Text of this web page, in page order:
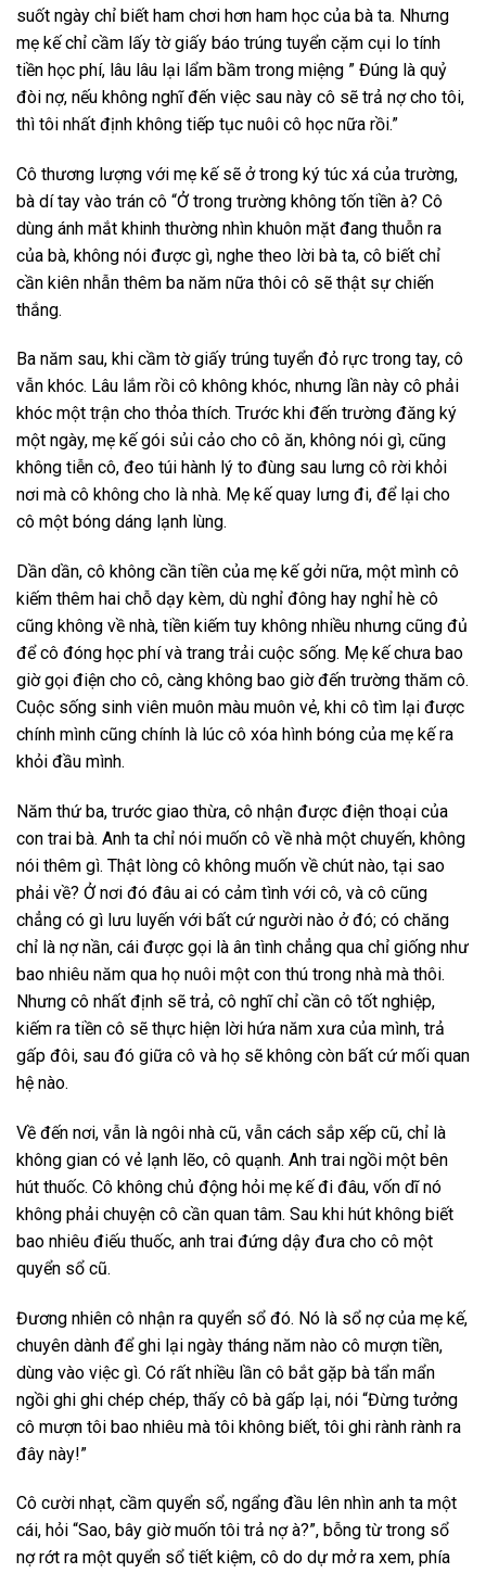
suốt ngày chỉ biết ham chơi hơn ham học của bà ta. Nhưng
mẹ kế chỉ cầm lấy tờ giấy báo trúng tuyển cặm cụi lo tính
tiền học phí, lâu lâu lại lẩm bầm trong miệng ” Đúng là quỷ
đòi nợ, nếu không nghĩ đến việc sau này cô sẽ trả nợ cho tôi,
thì tôi nhất định không tiếp tục nuôi cô học nữa rồi.”
Cô thương lượng với mẹ kế sẽ ở trong ký túc xá của trường,
bà dí tay vào trán cô “Ở trong trường không tốn tiền à? Cô
dùng ánh mắt khinh thường nhìn khuôn mặt đang thuỗn ra
của bà, không nói được gì, nghe theo lời bà ta, cô biết chỉ
cần kiên nhẫn thêm ba năm nữa thôi cô sẽ thật sự chiến
thắng.
Ba năm sau, khi cầm tờ giấy trúng tuyển đỏ rực trong tay, cô
vẫn khóc. Lâu lắm rồi cô không khóc, nhưng lần này cô phải
khóc một trận cho thỏa thích. Trước khi đến trường đăng ký
một ngày, mẹ kế gói sủi cảo cho cô ăn, không nói gì, cũng
không tiễn cô, đeo túi hành lý to đùng sau lưng cô rời khỏi
nơi mà cô không cho là nhà. Mẹ kế quay lưng đi, để lại cho
cô một bóng dáng lạnh lùng.
Dần dần, cô không cần tiền của mẹ kế gởi nữa, một mình cô
kiếm thêm hai chỗ dạy kèm, dù nghỉ đông hay nghỉ hè cô
cũng không về nhà, tiền kiếm tuy không nhiều nhưng cũng đủ
để cô đóng học phí và trang trải cuộc sống. Mẹ kế chưa bao
giờ gọi điện cho cô, càng không bao giờ đến trường thăm cô.
Cuộc sống sinh viên muôn màu muôn vẻ, khi cô tìm lại được
chính mình cũng chính là lúc cô xóa hình bóng của mẹ kế ra
khỏi đầu mình.
Năm thứ ba, trước giao thừa, cô nhận được điện thoại của
con trai bà. Anh ta chỉ nói muốn cô về nhà một chuyến, không
nói thêm gì. Thật lòng cô không muốn về chút nào, tại sao
phải về? Ở nơi đó đâu ai có cảm tình với cô, và cô cũng
chẳng có gì lưu luyến với bất cứ người nào ở đó; có chăng
chỉ là nợ nần, cái được gọi là ân tình chẳng qua chỉ giống như
bao nhiêu năm qua họ nuôi một con thú trong nhà mà thôi.
Nhưng cô nhất định sẽ trả, cô nghĩ chỉ cần cô tốt nghiệp,
kiếm ra tiền cô sẽ thực hiện lời hứa năm xưa của mình, trả
gấp đôi, sau đó giữa cô và họ sẽ không còn bất cứ mối quan
hệ nào.
Về đến nơi, vẫn là ngôi nhà cũ, vẫn cách sắp xếp cũ, chỉ là
không gian có vẻ lạnh lẽo, cô quạnh. Anh trai ngồi một bên
hút thuốc. Cô không chủ động hỏi mẹ kế đi đâu, vốn dĩ nó
không phải chuyện cô cần quan tâm. Sau khi hút không biết
bao nhiêu điếu thuốc, anh trai đứng dậy đưa cho cô một
quyển sổ cũ.
Đương nhiên cô nhận ra quyển sổ đó. Nó là sổ nợ của mẹ kế,
chuyên dành để ghi lại ngày tháng năm nào cô mượn tiền,
dùng vào việc gì. Có rất nhiều lần cô bắt gặp bà tẩn mẩn
ngồi ghi ghi chép chép, thấy cô bà gấp lại, nói “Đừng tưởng
cô mượn tôi bao nhiêu mà tôi không biết, tôi ghi rành rành ra
đây này!”
Cô cười nhạt, cầm quyển sổ, ngẩng đầu lên nhìn anh ta một
cái, hỏi “Sao, bây giờ muốn tôi trả nợ à?”, bỗng từ trong sổ
nợ rớt ra một quyển sổ tiết kiệm, cô do dự mở ra xem, phía